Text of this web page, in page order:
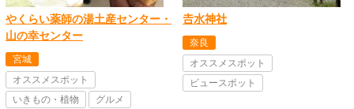
やくらい薬師の湯土産センター・
山の幸センター
宮城
オススメスポット
いきもの・植物
グルメ
𠮷水神社
奈良
オススメスポット
ビュースポット